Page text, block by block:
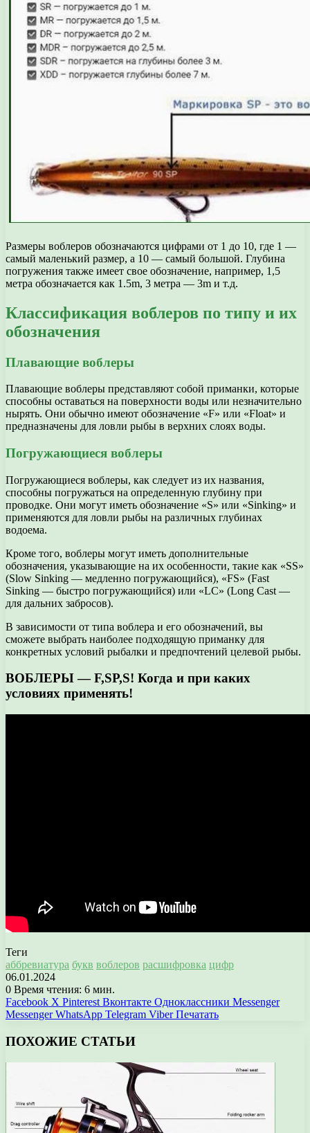
Размеры воблеров обозначаются цифрами от 1 до 10, где 1 —
самый маленький размер, а 10 — самый большой. Глубина
погружения также имеет свое обозначение, например, 1,5
метра обозначается как 1.5m, 3 метра — 3m и т.д.
Классификация воблеров по типу и их
обозначения
Плавающие воблеры
Плавающие воблеры представляют собой приманки, которые
способны оставаться на поверхности воды или незначительно
нырять. Они обычно имеют обозначение «F» или «Float» и
предназначены для ловли рыбы в верхних слоях воды.
Погружающиеся воблеры
Погружающиеся воблеры, как следует из их названия,
способны погружаться на определенную глубину при
проводке. Они могут иметь обозначение «S» или «Sinking» и
применяются для ловли рыбы на различных глубинах
водоема.
Кроме того, воблеры могут иметь дополнительные
обозначения, указывающие на их особенности, такие как «SS»
(Slow Sinking — медленно погружающийся), «FS» (Fast
Sinking — быстро погружающийся) или «LC» (Long Cast —
для дальних забросов).
В зависимости от типа воблера и его обозначений, вы
сможете выбрать наиболее подходящую приманку для
конкретных условий рыбалки и предпочтений целевой рыбы.
ВОБЛЕРЫ — F,SP,S! Когда и при каких
условиях применять!
Теги
аббревиатура букв воблеров расшифровка цифр
06.01.2024
0 Время чтения: 6 мин.
Facebook X Pinterest Вконтакте Одноклассники Messenger
Messenger WhatsApp Telegram Viber Печатать
ПОХОЖИЕ СТАТЬИ